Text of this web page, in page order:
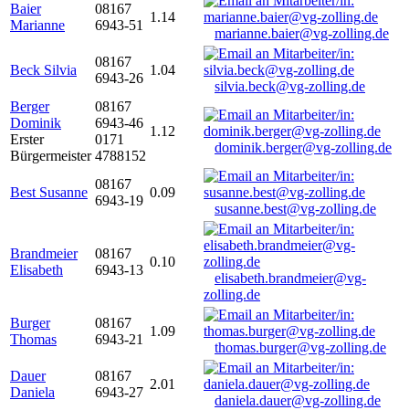
Baier
Marianne
08167
6943-51
1.14
marianne.baier@vg-zolling.de
Beck Silvia
08167
6943-26
1.04
silvia.beck@vg-zolling.de
Berger
Dominik
Erster
Bürgermeister
08167
6943-46
0171
4788152
1.12
dominik.berger@vg-zolling.de
Best Susanne
08167
6943-19
0.09
susanne.best@vg-zolling.de
Brandmeier
Elisabeth
08167
6943-13
0.10
elisabeth.brandmeier@vg-
zolling.de
Burger
Thomas
08167
6943-21
1.09
thomas.burger@vg-zolling.de
Dauer
Daniela
08167
6943-27
2.01
daniela.dauer@vg-zolling.de